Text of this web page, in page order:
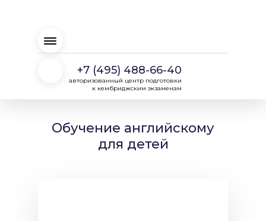
+7 (495) 488-66-40
авторизованный центр подготовки
к кембриджским экзаменам
Обучение английскому
для детей